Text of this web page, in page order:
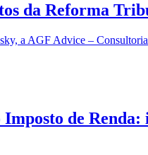
da Reforma
a AGF Advice –
de